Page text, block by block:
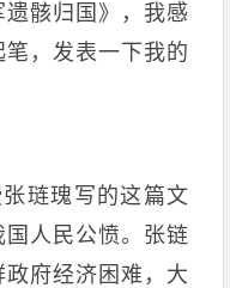
骸归国》，我感
，发表一下我的
琏瑰写的这篇文
人民公愤。张链
府经济困难，大